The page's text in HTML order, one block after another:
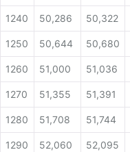
1240 50,286 50,322
1250 50,644 50,680
1260 51,000 51,036
1270 51,355 51,391
1280 51,708 51,744
1290 52,060 52,095